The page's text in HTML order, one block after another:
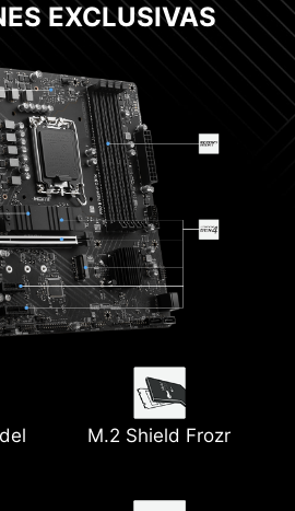
EXCLUSIVAS
M.2 Shield Frozr